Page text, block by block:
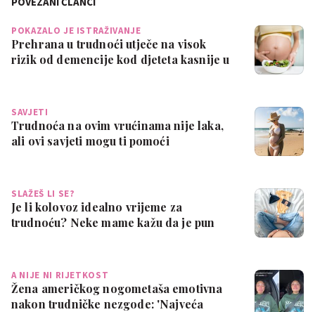
POKAZALO JE ISTRAŽIVANJE
Prehrana u trudnoći utječe na visok
rizik od demencije kod djeteta kasnije u
SAVJETI
Trudnoća na ovim vrućinama nije laka,
ali ovi savjeti mogu ti pomoći
SLAŽEŠ LI SE?
Je li kolovoz idealno vrijeme za
trudnoću? Neke mame kažu da je pun
A NIJE NI RIJETKOST
Žena američkog nogometaša emotivna
nakon trudničke nezgode: 'Najveća